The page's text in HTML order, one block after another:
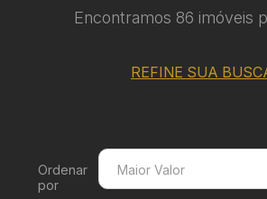
Encontramos 86 imóveis
REFINE SUA
Ordenar
por
Maior Valor